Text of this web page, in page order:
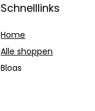
Schnelllinks
Home
Alle shoppen
Blogs